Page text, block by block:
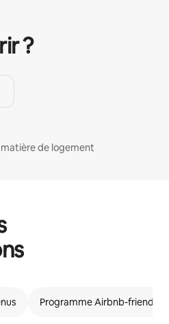
?
de logement
Programme Airbnb-friendly